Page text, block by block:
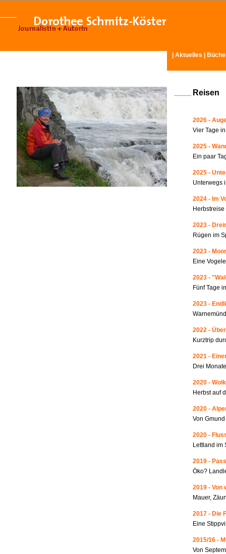
Aktuelles
Reisen
2026 -
Vier Tage
2025 -
Ein paar
2025 -
Unterwegs
2024 - Im
2023 -
Rügen im
2023 -
Eine
2023 -
Fünf Tage
2023 -
2022 -
Kurztrip
2021 -
Drei
2020 -
Herbst auf
2020 -
Von
2020 -
Lettland im
2019 -
Öko?
2019 - Von
Mauer,
2017 - Die
Eine
2015/16 -
Von